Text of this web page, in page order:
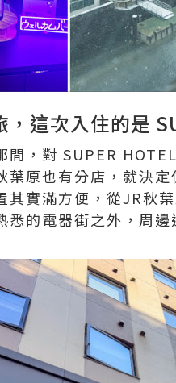
，這次入住的是
間，對 SUPER
葉原也有分店，就決定
其實滿方便，從JR秋
悉的電器街之外，周